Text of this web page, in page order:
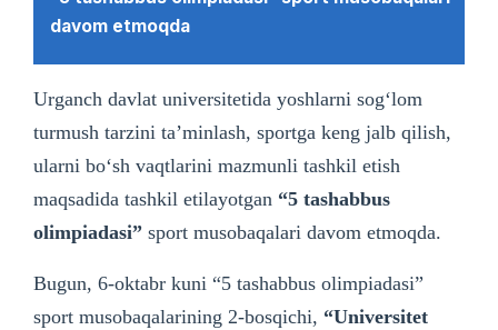
davom etmoqda
Urganch davlat universitetida yoshlarni sogʻlom
turmush tarzini taʼminlash, sportga keng jalb qilish,
ularni boʻsh vaqtlarini mazmunli tashkil etish
maqsadida tashkil etilayotgan “5 tashabbus
olimpiadasi” sport musobaqalari davom etmoqda.
Bugun, 6-oktabr kuni “5 tashabbus olimpiadasi”
sport musobaqalarining 2-bosqichi, “Universitet